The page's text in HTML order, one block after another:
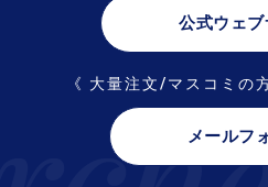
公式ウェブ
《 大量注文/マスコミの
メールフ